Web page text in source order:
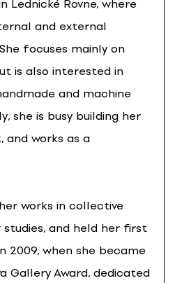
Lednické Rovne, where
and external
focuses mainly on
is also interested in
and machine
she is busy building her
and works as a
works in collective
studies, and held her first
2009, when she became
Gallery Award, dedicated